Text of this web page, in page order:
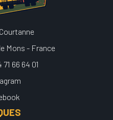
Mons - France
66 64 01